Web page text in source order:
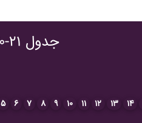
Primier League ۲۰۲۰-۲۱ جدول
۵ ۶ ۷ ۸ ۹ ۱۰ ۱۱ ۱۲ ۱۳ ۱۴